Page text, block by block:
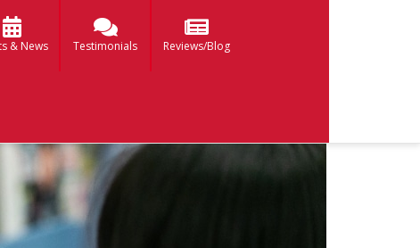
& News Testimonials Reviews/Blog